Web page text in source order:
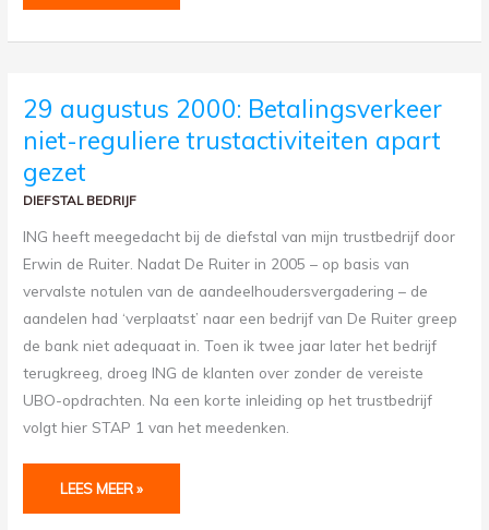
29 augustus 2000: Betalingsverkeer
niet-reguliere trustactiviteiten apart
gezet
DIEFSTAL BEDRIJF
ING heeft meegedacht bij de diefstal van mijn trustbedrijf door
Erwin de Ruiter. Nadat De Ruiter in 2005 – op basis van
vervalste notulen van de aandeelhoudersvergadering – de
aandelen had ‘verplaatst’ naar een bedrijf van De Ruiter greep
de bank niet adequaat in. Toen ik twee jaar later het bedrijf
terugkreeg, droeg ING de klanten over zonder de vereiste
UBO-opdrachten. Na een korte inleiding op het trustbedrijf
volgt hier STAP 1 van het meedenken.
AUGUSTUS
2000:
BETALINGSVERKEER
NIET-
REGULIERE
TRUSTACTIVITEITEN
GEZET
LEES MEER »